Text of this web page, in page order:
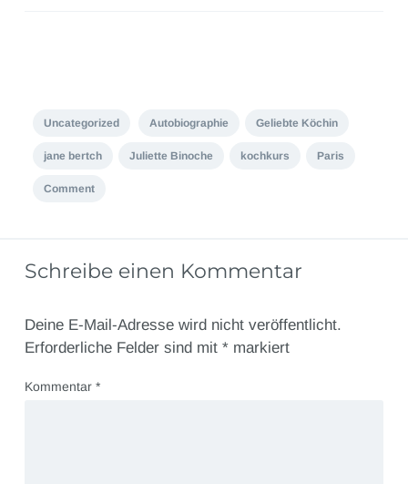
Uncategorized Autobiographie Geliebte Köchin
jane bertch Juliette Binoche kochkurs Paris
Comment
Schreibe einen Kommentar
Deine E-Mail-Adresse wird nicht veröffentlicht.
Erforderliche Felder sind mit *markiert
Kommentar *